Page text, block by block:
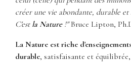
créer une vie abondante, durable et
C'est la Nature!"Bruce Lipton,
La Nature est riche
durable, satisfaisante et